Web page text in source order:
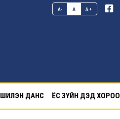
A- A A+
ШИЛЭН ДАНС ЁС ЗҮЙН ДЭД ХОРОО